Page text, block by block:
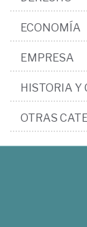
ECONOMÍA
EMPRESA
HISTORIA
OTRAS